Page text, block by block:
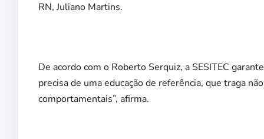
RN, Juliano Martins.
De acordo com o Roberto Serquiz, a SESITEC
precisa de uma educação de referência, que traga
comportamentais”, afirma.